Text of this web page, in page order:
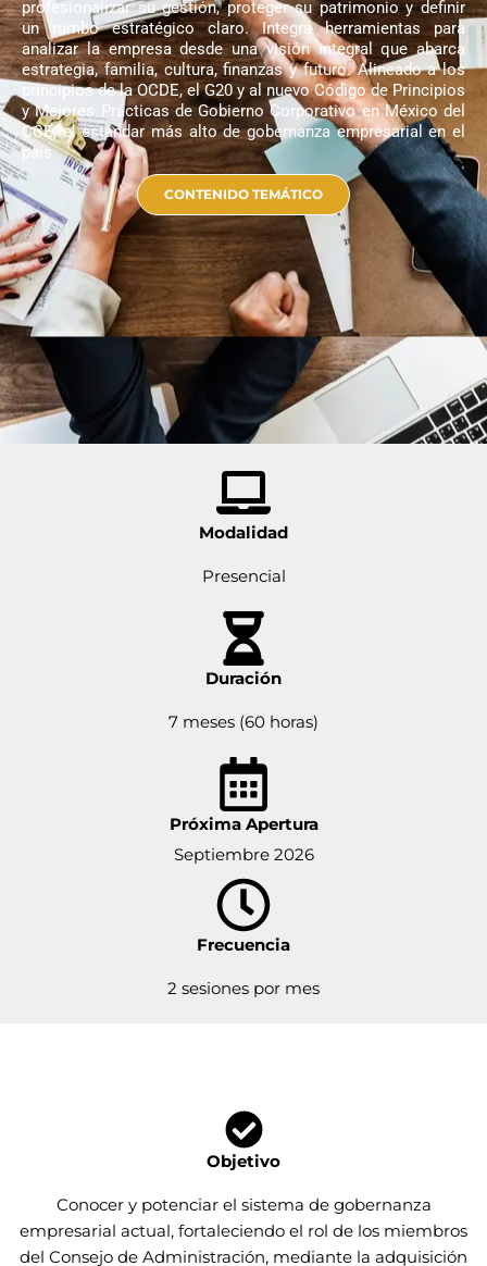
profesionalizar su gestión, proteger su patrimonio y definir
un rumbo estratégico claro. Integra herramientas para
analizar la empresa desde una visión integral que abarca
estrategia, familia, cultura, finanzas y futuro. Alineado a los
principios de la OCDE, el G20 y al nuevo Código de Principios
y Mejores Prácticas de Gobierno Corporativo en México del
CCE, el estándar más alto de gobernanza empresarial en el
país.
CONTENIDO TEMÁTICO
Modalidad
Presencial
Duración
7 meses (60 horas)
Próxima Apertura
Septiembre 2026
Frecuencia
2 sesiones por mes
Objetivo
Conocer y potenciar el sistema de gobernanza
empresarial actual, fortaleciendo el rol de los miembros
del Consejo de Administración, mediante la adquisición